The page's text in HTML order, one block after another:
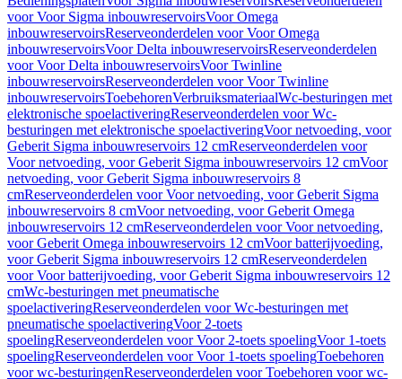
voor Voor Sigma inbouwreservoirsVoor Omega
inbouwreservoirsReserveonderdelen voor Voor Omega
inbouwreservoirsVoor Delta inbouwreservoirsReserveonderdelen
voor Voor Delta inbouwreservoirsVoor Twinline
inbouwreservoirsReserveonderdelen voor Voor Twinline
inbouwreservoirsToebehorenVerbruiksmateriaalWc-besturingen met
elektronische spoelactiveringReserveonderdelen voor Wc-
besturingen met elektronische spoelactiveringVoor netvoeding, voor
Geberit Sigma inbouwreservoirs 12 cmReserveonderdelen voor
Voor netvoeding, voor Geberit Sigma inbouwreservoirs 12 cmVoor
netvoeding, voor Geberit Sigma inbouwreservoirs 8
cmReserveonderdelen voor Voor netvoeding, voor Geberit Sigma
inbouwreservoirs 8 cmVoor netvoeding, voor Geberit Omega
inbouwreservoirs 12 cmReserveonderdelen voor Voor netvoeding,
voor Geberit Omega inbouwreservoirs 12 cmVoor batterijvoeding,
voor Geberit Sigma inbouwreservoirs 12 cmReserveonderdelen
voor Voor batterijvoeding, voor Geberit Sigma inbouwreservoirs 12
cmWc-besturingen met pneumatische
spoelactiveringReserveonderdelen voor Wc-besturingen met
pneumatische spoelactiveringVoor 2-toets
spoelingReserveonderdelen voor Voor 2-toets spoelingVoor 1-toets
spoelingReserveonderdelen voor Voor 1-toets spoelingToebehoren
voor wc-besturingenReserveonderdelen voor Toebehoren voor wc-